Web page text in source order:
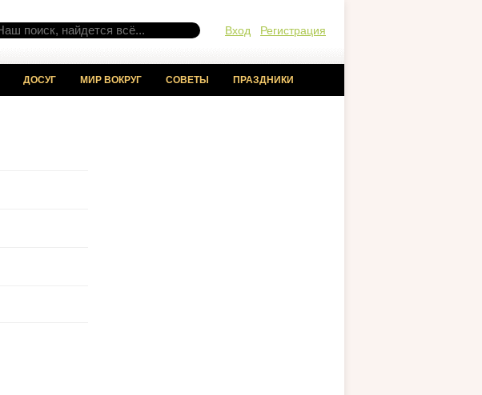
Вход Регистрация
ДОСУГ МИР ВОКРУГ СОВЕТЫ ПРАЗДНИКИ